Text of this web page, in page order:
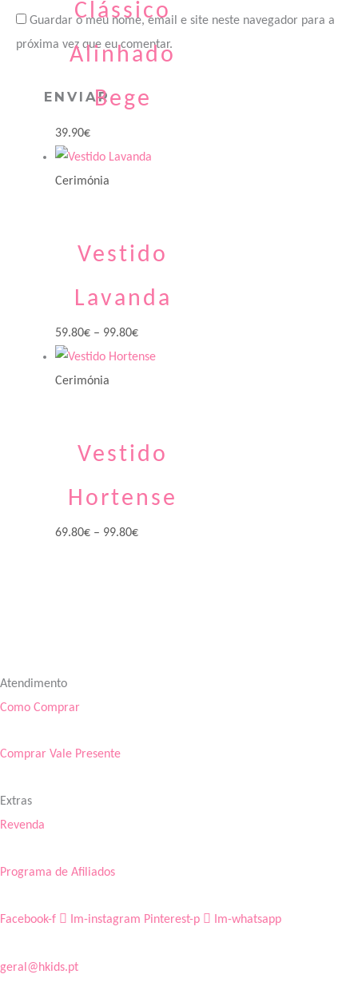
Guardar o meu nome, email e site neste navegador para a
próxima vez que eu comentar.
Clássico
Alinhado
Bege
39.90€
Cerimónia
Vestido
Lavanda
59.80€ – 99.80€
Cerimónia
Vestido
Hortense
69.80€ – 99.80€
Atendimento
Como Comprar
Comprar Vale Presente
Extras
Revenda
Programa de Afiliados
Facebook-f Im-instagram Pinterest-p Im-whatsapp
geral@hkids.pt